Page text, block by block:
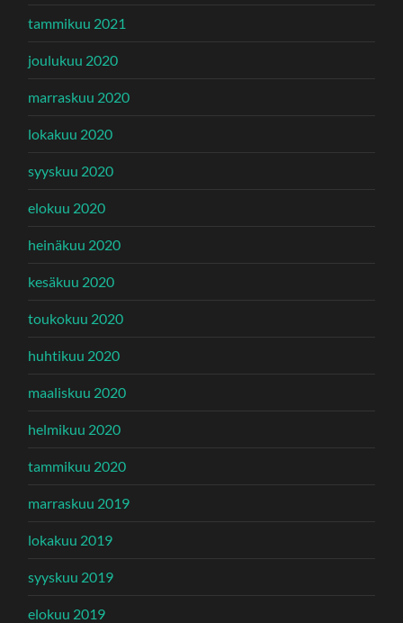
tammikuu 2021
joulukuu 2020
marraskuu 2020
lokakuu 2020
syyskuu 2020
elokuu 2020
heinäkuu 2020
kesäkuu 2020
toukokuu 2020
huhtikuu 2020
maaliskuu 2020
helmikuu 2020
tammikuu 2020
marraskuu 2019
lokakuu 2019
syyskuu 2019
elokuu 2019